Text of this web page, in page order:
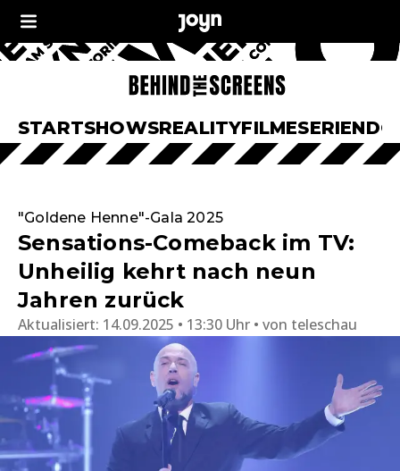
STARTSHOWSREALITYFILMESERIEN
"Goldene Henne"-Gala 2025
Sensations-Comeback im TV:
Unheilig kehrt nach neun
Jahren zurück
Aktualisiert: 14.09.2025 • 13:30 Uhr von teleschau